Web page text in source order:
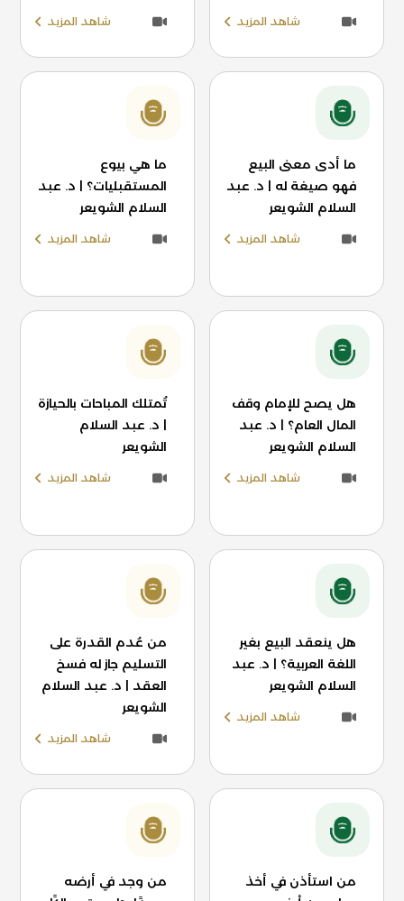
شاهد المزيد شاهد المزيد
ما أدى معنى البيع
فهو صيغة له | د. عبد
السلام الشويعر
شاهد المزيد
ما هي بيوع
المستقبليات؟ | د. عبد
السلام الشويعر
شاهد المزيد
هل يصح للإمام وقف
المال العام؟ | د. عبد
السلام الشويعر
شاهد المزيد
تُمتلك المباحات بالحيازة
| د. عبد السلام
الشويعر
شاهد المزيد
هل ينعقد البيع بغير
اللغة العربية؟ | د. عبد
السلام الشويعر
شاهد المزيد
من عُدم القدرة على
التسليم جاز له فسخ
العقد | د. عبد السلام
الشويعر
شاهد المزيد
من استأذن في أخذ
من وجد في أرضه